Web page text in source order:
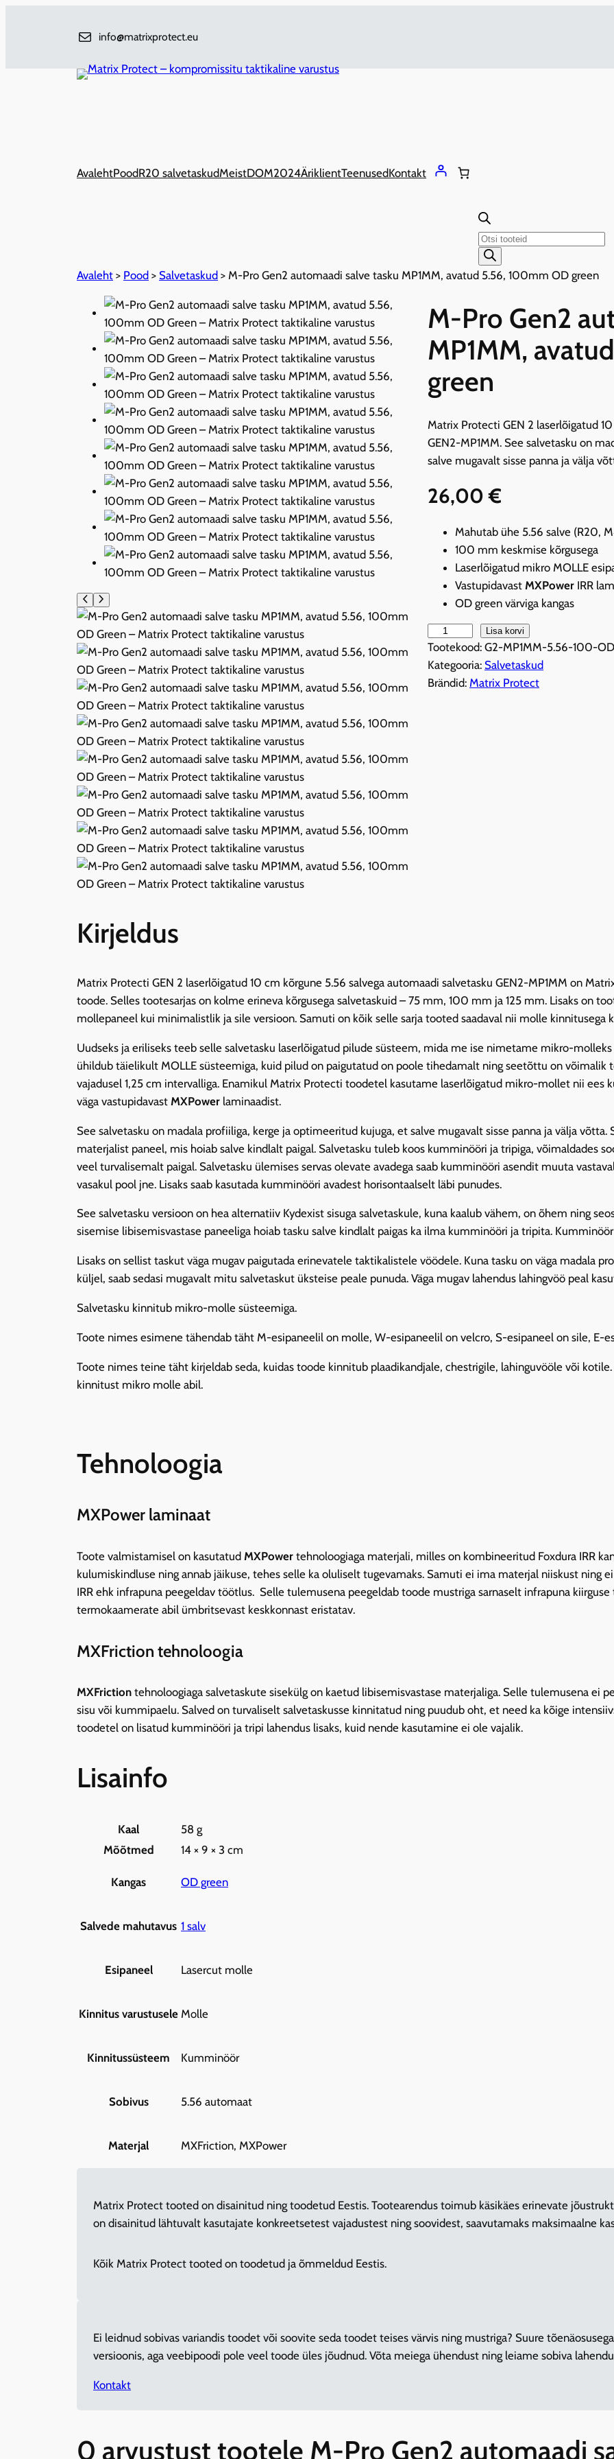
info@matrixprotect.eu
AvalehtPoodR20 salvetaskudMeistDOM2024ÄriklientTeenusedKontakt
Products
search
Avaleht > Pood > Salvetaskud > M-Pro Gen2 automaadi salve tasku MP1MM, avatud 5.56, 100mm OD green
M-Pro Gen2
MP1MM,
green
Matrix Protecti GEN 2 laserlõigatud
GEN2-MP1MM. See salvetasku on
salve mugavalt sisse panna ja välja
26,00€
Mahutab ühe 5.56 salve (R20,
100 mm keskmise kõrgusega
Laserlõigatud mikro MOLLE
Vastupidavast MXPower IRR
OD green värviga kangas
-
P
r
l
v
e
a
M
P
1
M
,
a
v
a
5
.
g
r
e
s
Lisa korvi
Tootekood: G2-MP1MM-5.56-100-
Kategooria: Salvetaskud
Brändid: Matrix Protect
Kirjeldus
Matrix Protecti GEN 2 laserlõigatud 10 cm kõrgune 5.56 salvega automaadi salvetasku GEN2-MP1MM on
toode. Selles tootesarjas on kolme erineva kõrgusega salvetaskuid – 75 mm, 100 mm ja 125 mm. Lisaks on
mollepaneel kui minimalistlik ja sile versioon. Samuti on kõik selle sarja tooted saadaval nii molle kinnitusega
Uudseks ja eriliseks teeb selle salvetasku laserlõigatud pilude süsteem, mida me ise nimetame mikro-
ühildub täielikult MOLLE süsteemiga, kuid pilud on paigutatud on poole tihedamalt ning seetõttu on võimalik
vajadusel 1,25 cm intervalliga. Enamikul Matrix Protecti toodetel kasutame laserlõigatud mikro-mollet nii ees
väga vastupidavast MXPower laminaadist.
See salvetasku on madala profiiliga, kerge ja optimeeritud kujuga, et salve mugavalt sisse panna ja välja võtta.
materjalist paneel, mis hoiab salve kindlalt paigal. Salvetasku tuleb koos kumminööri ja tripiga, võimaldades
veel turvalisemalt paigal. Salvetasku ülemises servas olevate avadega saab kumminööri asendit muuta
vasakul pool jne. Lisaks saab kasutada kumminööri avadest horisontaalselt läbi punudes.
See salvetasku versioon on hea alternatiiv Kydexist sisuga salvetaskule, kuna kaalub vähem, on õhem ning
sisemise libisemisvastase paneeliga hoiab tasku salve kindlalt paigas ka ilma kumminööri ja tripita.
Lisaks on sellist taskut väga mugav paigutada erinevatele taktikalistele vöödele. Kuna tasku on väga madala
küljel, saab sedasi mugavalt mitu salvetaskut üksteise peale punuda. Väga mugav lahendus lahingvöö peal
Salvetasku kinnitub mikro-molle süsteemiga.
Toote nimes esimene tähendab täht M-esipaneelil on molle, W-esipaneelil on velcro, S-esipaneel on sile, E-
Toote nimes teine täht kirjeldab seda, kuidas toode kinnitub plaadikandjale, chestrigile, lahinguvööle või
kinnitust mikro molle abil.
Tehnoloogia
MXPower laminaat
Toote valmistamisel on kasutatud MXPower tehnoloogiaga materjali, milles on kombineeritud Foxdura IRR
kulumiskindluse ning annab jäikuse, tehes selle ka oluliselt tugevamaks. Samuti ei ima materjal niiskust ning
IRR ehk infrapuna peegeldav töötlus. Selle tulemusena peegeldab toode mustriga sarnaselt infrapuna
termokaamerate abil ümbritsevast keskkonnast eristatav.
MXFriction tehnoloogia
MXFriction tehnoloogiaga salvetaskute sisekülg on kaetud libisemisvastase materjaliga. Selle tulemusena ei
sisu või kummipaelu. Salved on turvaliselt salvetaskusse kinnitatud ning puudub oht, et need ka kõige
toodetel on lisatud kumminööri ja tripi lahendus lisaks, kuid nende kasutamine ei ole vajalik.
Lisainfo
Kaal
58 g
Mõõtmed
14 × 9 × 3 cm
Kangas OD green
Salvede mahutavus 1 salv
Esipaneel Lasercut molle
Kinnitus varustusele Molle
Kinnitussüsteem Kumminöör
Sobivus 5.56 automaat
Materjal MXFriction, MXPower
Matrix Protect tooted on disainitud ning toodetud Eestis. Tootearendus toimub käsikäes erinevate
on disainitud lähtuvalt kasutajate konkreetsetest vajadustest ning soovidest, saavutamaks maksimaalne
Kõik Matrix Protect tooted on toodetud ja õmmeldud Eestis.
Ei leidnud sobivas variandis toodet või soovite seda toodet teises värvis ning mustriga? Suure
versioonis, aga veebipoodi pole veel toode üles jõudnud. Võta meiega ühendust ning leiame sobiva
Kontakt
0 arvustust tootele M-Pro Gen2 automaadi